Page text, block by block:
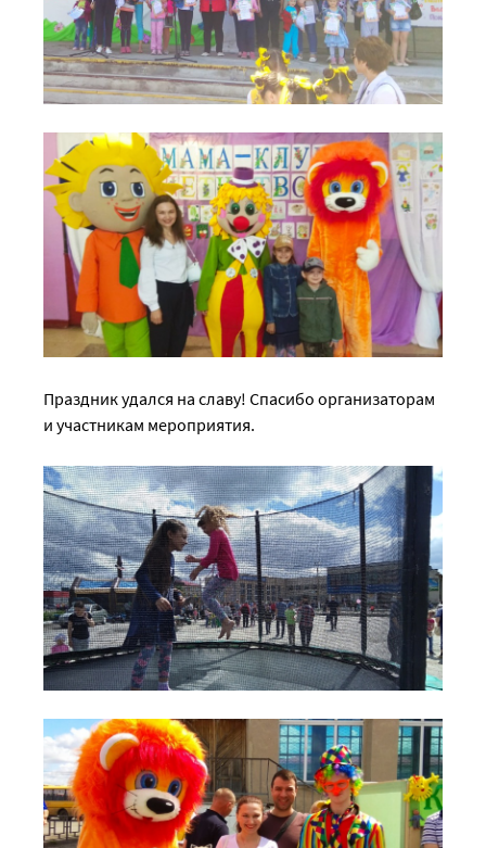
Праздник удался на славу! Спасибо организаторам
и участникам мероприятия.